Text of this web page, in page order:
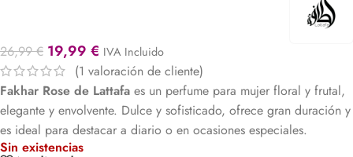
26,99€ 19,99 € IVA Incluido
(1 valoración de cliente)
Fakhar Rose de Lattafa es un perfume para mujer floral y frutal,
elegante y envolvente. Dulce y sofisticado, ofrece gran duración y
es ideal para destacar a diario o en ocasiones especiales.
Sin existencias